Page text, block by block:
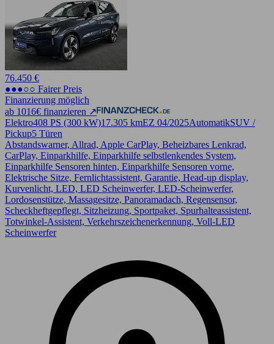
76.450 €
●●●○○ Fairer Preis
Finanzierung möglich
ab 1016€ finanzieren ↗
Elektro408 PS (300 kW)17.305 kmEZ 04/2025AutomatikSUV /
Pickup5 Türen
Abstandswarner, Allrad, Apple CarPlay, Beheizbares Lenkrad,
CarPlay, Einparkhilfe, Einparkhilfe selbstlenkendes System,
Einparkhilfe Sensoren hinten, Einparkhilfe Sensoren vorne,
Elektrische Sitze, Fernlichtassistent, Garantie, Head-up display,
Kurvenlicht, LED, LED Scheinwerfer, LED-Scheinwerfer,
Lordosenstütze, Massagesitze, Panoramadach, Regensensor,
Scheckheftgepflegt, Sitzheizung, Sportpaket, Spurhalteassistent,
Totwinkel-Assistent, Verkehrszeichenerkennung, Voll-LED
Scheinwerfer